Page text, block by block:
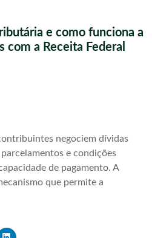
e como funciona a
com a Receita Federal
negociem dívidas
e condições
de pagamento. A
que permite a